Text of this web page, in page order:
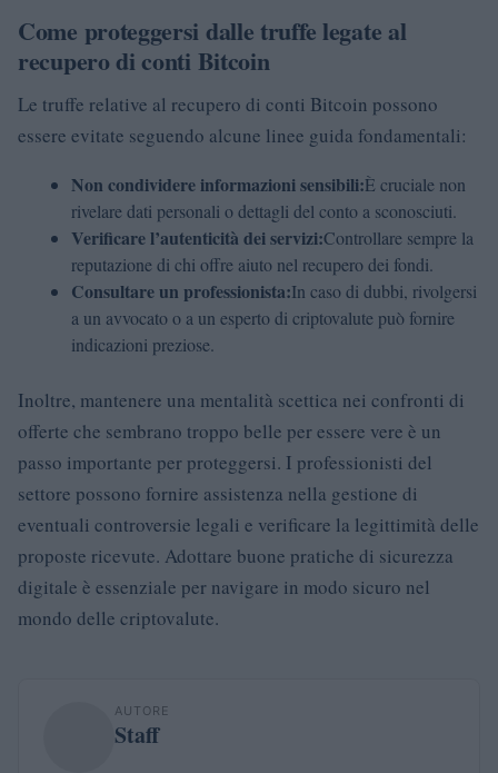
Come proteggersi dalle truffe legate al
recupero di conti Bitcoin
Le truffe relative al recupero di conti Bitcoin possono
essere evitate seguendo alcune linee guida fondamentali:
Non condividere informazioni sensibili:È cruciale non
rivelare dati personali o dettagli del conto a sconosciuti.
Verificare l’autenticità dei servizi:Controllare sempre la
reputazione di chi offre aiuto nel recupero dei fondi.
Consultare un professionista:In caso di dubbi, rivolgersi
a un avvocato o a un esperto di criptovalute può fornire
indicazioni preziose.
Inoltre, mantenere una mentalità scettica nei confronti di
offerte che sembrano troppo belle per essere vere è un
passo importante per proteggersi. I professionisti del
settore possono fornire assistenza nella gestione di
eventuali controversie legali e verificare la legittimità delle
proposte ricevute. Adottare buone pratiche di sicurezza
digitale è essenziale per navigare in modo sicuro nel
mondo delle criptovalute.
AUTORE
Staff